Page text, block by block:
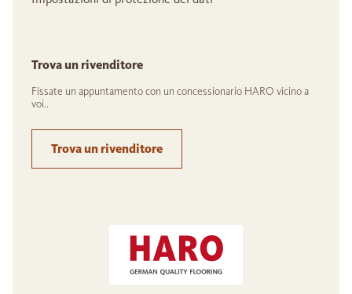
Trova un rivenditore
Fissate un appuntamento con un concessionario HARO vicino a
voi..
Trova un rivenditore